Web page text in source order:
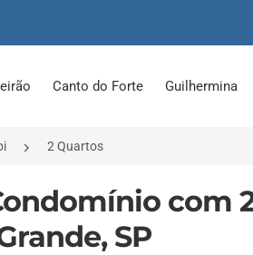
Canto do Forte Guilhermina
2 Quartos
com
SP